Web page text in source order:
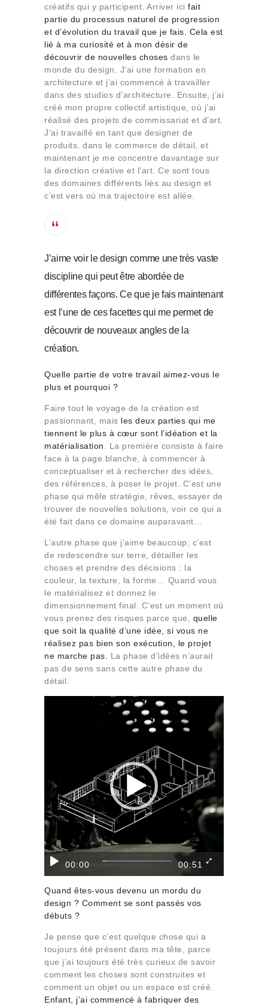
créatifs qui y participent. Arriver ici fait
partie du processus naturel de progression
et d’évolution du travail que je fais. Cela est
lié à ma curiosité et à mon désir de
découvrir de nouvelles choses dans le
monde du design. J’ai une formation en
architecture et j’ai commencé à travailler
dans des studios d’architecture. Ensuite, j’ai
créé mon propre collectif artistique, où j’ai
réalisé des projets de commissariat et d’art.
J’ai travaillé en tant que designer de
produits, dans le commerce de détail, et
maintenant je me concentre davantage sur
la direction créative et l’art. Ce sont tous
des domaines différents liés au design et
c’est vers où ma trajectoire est allée.
J’aime voir le design comme une très vaste
discipline qui peut être abordée de
différentes façons. Ce que je fais maintenant
est l’une de ces facettes qui me permet de
découvrir de nouveaux angles de la
création.
Quelle partie de votre travail aimez-vous le
plus et pourquoi ?
Faire tout le voyage de la création est
passionnant, mais les deux parties qui me
tiennent le plus à cœur sont l’idéation et la
matérialisation . La première consiste à faire
face à la page blanche, à commencer à
conceptualiser et à rechercher des idées,
des références, à poser le projet. C’est une
phase qui mêle stratégie, rêves, essayer de
trouver de nouvelles solutions, voir ce qui a
été fait dans ce domaine auparavant…
L’autre phase que j’aime beaucoup, c’est
de redescendre sur terre, détailler les
choses et prendre des décisions : la
couleur, la texture, la forme… Quand vous
le matérialisez et donnez le
dimensionnement final. C’est un moment où
vous prenez des risques parce que, quelle
que soit la qualité d’une idée, si vous ne
réalisez pas bien son exécution, le projet
ne marche pas. La phase d’idées n’aurait
pas de sens sans cette autre phase du
détail.
00:00 00:51
Quand êtes-vous devenu un mordu du
design ? Comment se sont passés vos
débuts ?
Je pense que c’est quelque chose qui a
toujours été présent dans ma tête, parce
que j’ai toujours été très curieux de savoir
comment les choses sont construites et
comment un objet ou un espace est créé.
Enfant, j’ai commencé à fabriquer des